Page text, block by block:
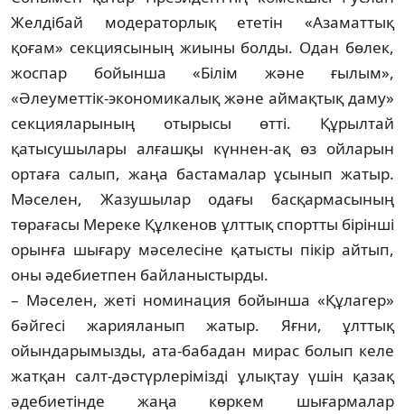
Желдібай модераторлық ететін «Азаматтық
қоғам» секциясының жиыны болды. Одан бөлек,
жос­пар бойынша «Білім және ғылым»,
«Әлеуметтік-экономикалық және аймақтық даму»
секциялары­ның отырысы өтті. Құрылтай
қатысушылары алғашқы күннен-ақ өз ойларын
ортаға салып, жаңа бас­тамалар ұсынып жатыр.
Мәселен, Жа­зу­шылар одағы басқармасының
төрағасы Ме­реке Құлкенов ұлттық спортты бірінші
орын­ға шығару мәселесіне қатысты пікір ай­тып,
оны әдебиетпен байланыстырды.
– Мәселен, жеті номинация бойынша «Құ­­­лагер»
бәйгесі жарияланып жатыр. Яғ­ни, ұлттық
ойындарымызды, ата-бабадан ми­рас болып келе
жатқан салт-дә­с­түр­ле­рі­міз­ді ұлықтау үшін қазақ
әдебиетінде жаңа көр­кем шығармалар